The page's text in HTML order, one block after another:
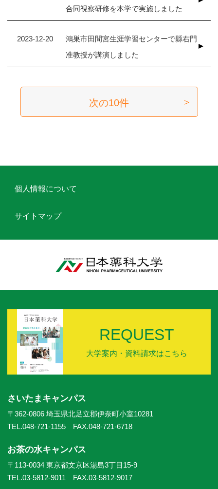
合同視察研修を本学で実施しました
2023-12-20
鴻巣市田間宮生涯学習センターで縣右門
准教授が講演しました
次の10件
個人情報について
サイトマップ
REQUEST
大学案内・資料請求はこちら
さいたまキャンパス
〒362-0806 埼玉県北足立郡伊奈町小室10281
TEL.048-721-1155 FAX.048-721-6718
お茶の水キャンパス
〒113-0034 東京都文京区湯島3丁目15-9
TEL.03-5812-9011 FAX.03-5812-9017